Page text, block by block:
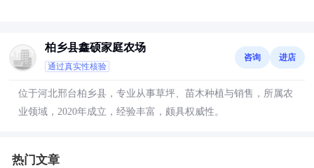
柏乡县鑫硕家庭农场
通过真实性核验
咨询 进店
位于河北邢台柏乡县，专业从事草坪、苗木种植与销售，所属农
业领域，2020年成立，经验丰富，颇具权威性。
热门文章